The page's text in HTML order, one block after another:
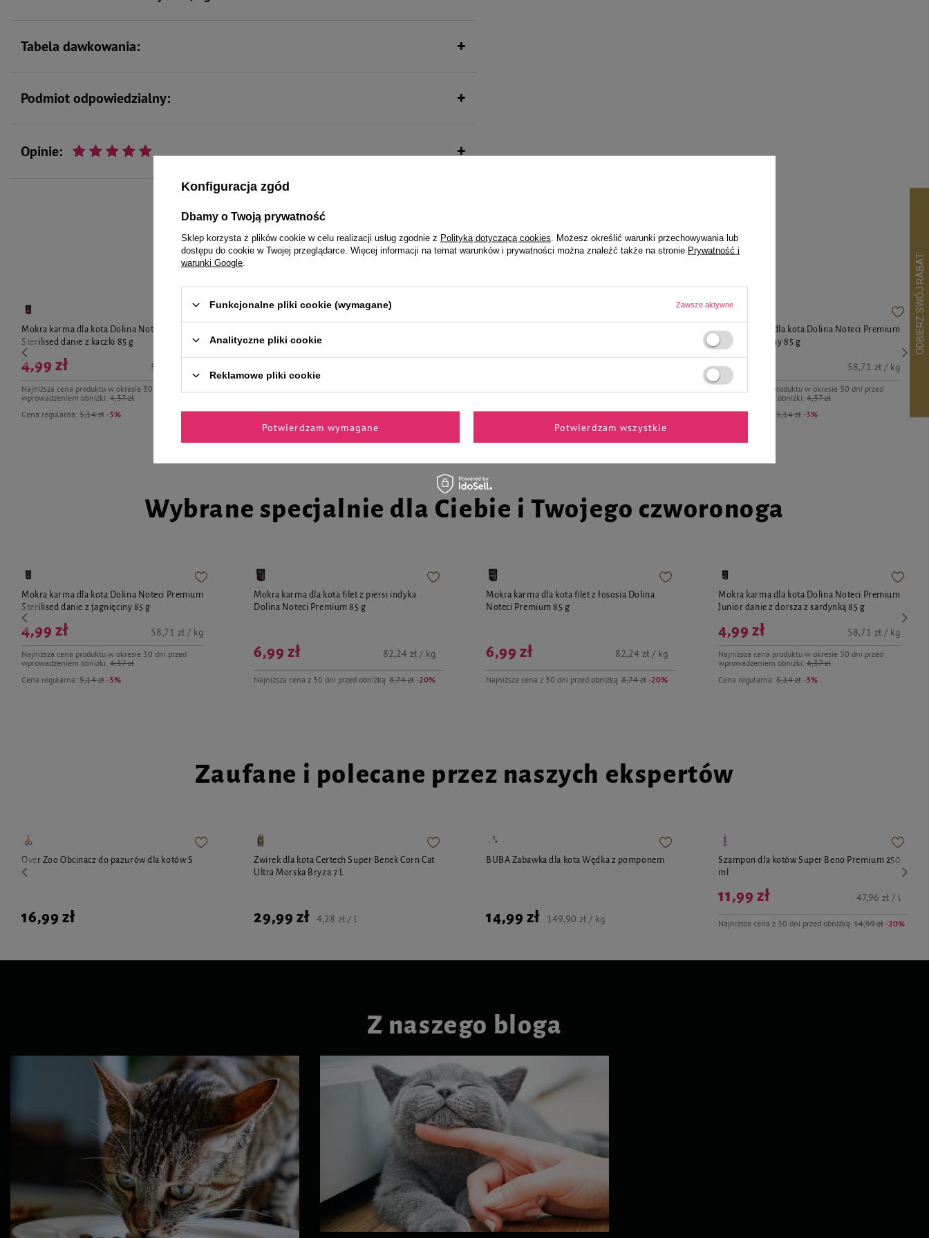
Tabela dawkowania:
Podmiot odpowiedzialny:
Opinie:
To także ucieszy Twojego pupila
Mokra karma dla kota Dolina Noteci Premium
Sterilised danie z kaczki 85 g
Cena regularna: 5,14 zł -3%
4,99 zł
Najniższa cena produktu w okresie 30 dni przed
wprowadzeniem obniżki: 4,37 zł
58,71 zł / kg
Dolina Noteci Premium 85 g
Najniższa cena z 30 dni przed obniżką 8,74 zł -20% Najniższa cena z 30 dni przed obniżką 8,74 zł -20%
Mokra karma dla kota Dolina Noteci Premium
danie z cielęciny 85 g
Cena regularna: 5,14 zł -3%
4,99 zł
Najniższa cena produktu w okresie 30 dni przed
wprowadzeniem obniżki: 4,37 zł
58,71 zł / kg
Wybrane specjalnie dla Ciebie i Twojego czworonoga
Mokra karma dla kota Dolina Noteci Premium
Sterilised danie z jagnięciny 85 g
Cena regularna: 5,14 zł -3%
4,99 zł
Najniższa cena produktu w okresie 30 dni przed
wprowadzeniem obniżki: 4,37 zł
58,71 zł / kg
Mokra karma dla kota filet z piersi indyka
Dolina Noteci Premium 85 g
Najniższa cena z 30 dni przed obniżką 8,74 zł -20%
6,99 zł 82,24 zł / kg
Mokra karma dla kota filet z łososia Dolina
Noteci Premium 85 g
Najniższa cena z 30 dni przed obniżką 8,74 zł -20%
6,99 zł 82,24 zł / kg
Mokra karma dla kota Dolina Noteci Premium
Junior danie z dorsza z sardynką 85 g
Cena regularna: 5,14 zł -3%
4,99 zł
Najniższa cena produktu w okresie 30 dni przed
wprowadzeniem obniżki: 4,37 zł
58,71 zł / kg
Zaufane i polecane przez naszych ekspertów
Over Zoo Obcinacz do pazurów dla kotów S
16,99 zł
Żwirek dla kota Certech Super Benek Corn Cat
Ultra Morska Bryza 7 L
29,99 zł 4,28 zł / l
BUBA Zabawka dla kota Wędka z pomponem
14,99 zł 149,90 zł / kg
Szampon dla kotów Super Beno Premium 250
ml
Najniższa cena z 30 dni przed obniżką 14,99 zł -20%
11,99 zł 47,96 zł / l
Z naszego bloga
Konfiguracja zgód
Dbamy o Twoją prywatność
Sklep korzysta z plików cookie w celu realizacji usług zgodnie z Polityką dotyczącą cookies . Możesz określić warunki przechowywania lub
dostępu do cookie w Twojej przeglądarce. Więcej informacji na temat warunków i prywatności można znaleźć także na stronie Prywatność i
warunki Google
Funkcjonalne pliki cookie (wymagane) Zawsze aktywne
Analityczne pliki cookie
Reklamowe pliki cookie
Potwierdzam wymagane Potwierdzam wszystkie